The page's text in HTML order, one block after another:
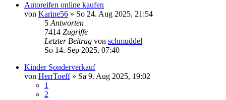
Autoreifen online kaufen
von Karine56 » So 24. Aug 2025, 21:54
5Antworten
7414 Zugriffe
Letzter Beitrag von schmuddel
So 14. Sep 2025, 07:40
Kinder Sonderverkauf
von HerrToeff» Sa 9. Aug 2025, 19:02
1
2